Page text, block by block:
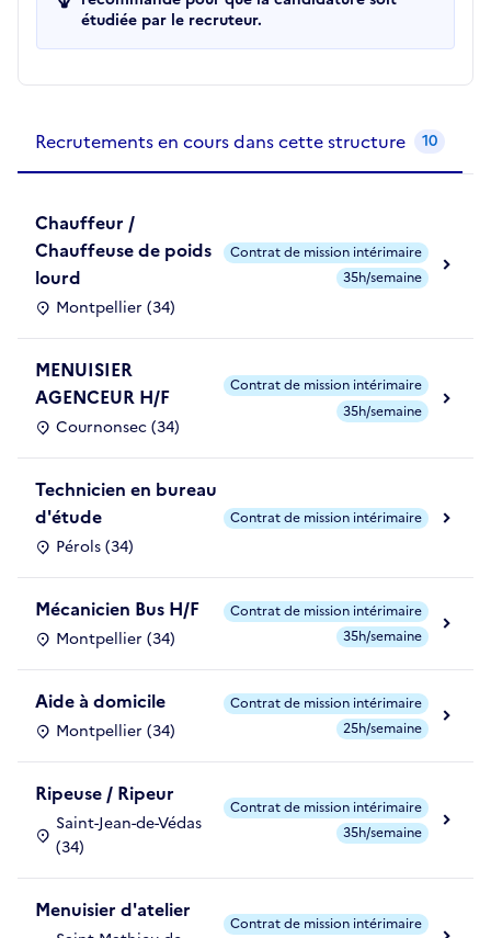
étudiée par le recruteur.
Recrutements en cours dans cette structure 10
Chauffeur /
Chauffeuse de poids
lourd
Montpellier (34)
Contrat de mission intérimaire
35h/semaine
MENUISIER
AGENCEUR H/F
Cournonsec (34)
Contrat de mission intérimaire
35h/semaine
Technicien en bureau
d'étude
Pérols (34)
Contrat de mission intérimaire
Mécanicien Bus H/F
Montpellier (34)
Contrat de mission intérimaire
35h/semaine
Aide à domicile
Montpellier (34)
Contrat de mission intérimaire
25h/semaine
Ripeuse / Ripeur
Saint-Jean-de-Védas
(34)
Contrat de mission intérimaire
35h/semaine
Menuisier d'atelier
Contrat de mission intérimaire